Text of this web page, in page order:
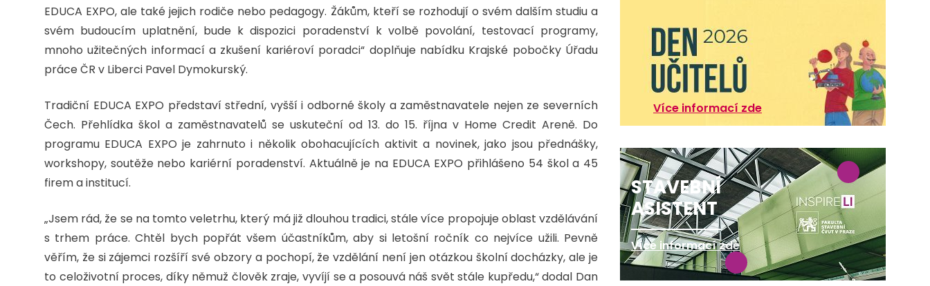
EDUCA EXPO, ale také jejich rodiče nebo pedagogy. Žákům, kteří se rozhodují o svém dalším studiu a
svém budoucím uplatnění, bude k dispozici poradenství k volbě povolání, testovací programy,
mnoho užitečných informací a zkušení kariéroví poradci“ doplňuje nabídku Krajské pobočky Úřadu
práce ČR v Liberci Pavel Dymokurský.
Tradiční EDUCA EXPO představí střední, vyšší i odborné školy a zaměstnavatele nejen ze severních
Čech. Přehlídka škol a zaměstnavatelů se uskuteční od 13. do 15. října v Home Credit Areně. Do
programu EDUCA EXPO je zahrnuto i několik obohacujících aktivit a novinek, jako jsou přednášky,
workshopy, soutěže nebo kariérní poradenství. Aktuálně je na EDUCA EXPO přihlášeno 54 škol a 45
firem a institucí.
„Jsem rád, že se na tomto veletrhu, který má již dlouhou tradici, stále více propojuje oblast vzdělávání
s trhem práce. Chtěl bych popřát všem účastníkům, aby si letošní ročník co nejvíce užili. Pevně
věřím, že si zájemci rozšíří své obzory a pochopí, že vzdělání není jen otázkou školní docházky, ale je
to celoživotní proces, díky němuž člověk zraje, vyvíjí se a posouvá náš svět stále kupředu,“ dodal Dan
Více informací zde
STAVEBNÍ
ASISTENT
Více informací zde